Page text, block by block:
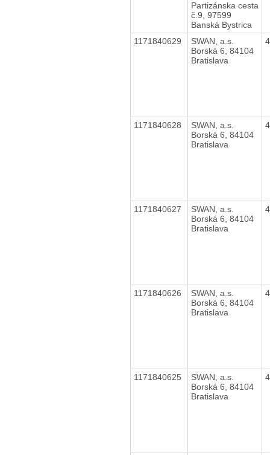
Partizánska cesta
č.9, 97599
Banská Bystrica
1171840629
SWAN, a.s.
Borská 6, 84104
Bratislava
1171840628
SWAN, a.s.
Borská 6, 84104
Bratislava
1171840627
SWAN, a.s.
Borská 6, 84104
Bratislava
1171840626
SWAN, a.s.
Borská 6, 84104
Bratislava
1171840625
SWAN, a.s.
Borská 6, 84104
Bratislava